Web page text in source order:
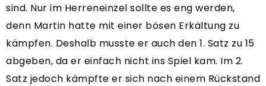
sind. Nur im Herreneinzel sollte es eng werden,
denn Martin hatte mit einer bösen Erkältung zu
kämpfen. Deshalb musste er auch den 1. Satz zu 15
abgeben, da er einfach nicht ins Spiel kam. Im 2.
Satz jedoch kämpfte er sich nach einem Rückstand